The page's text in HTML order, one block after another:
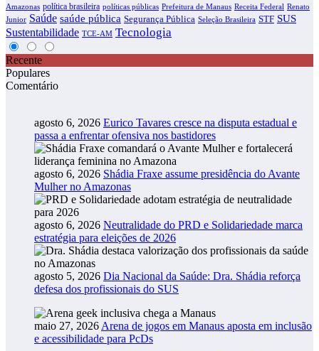
Amazonas política brasileira políticas públicas Prefeitura de Manaus Receita Federal Renato
Junior Saúde saúde pública Segurança Pública Seleção Brasileira STF SUS
Sustentabilidade TCE-AM Tecnologia
Recente
Populares
Comentário
agosto 6, 2026 Eurico Tavares cresce na disputa estadual e
passa a enfrentar ofensiva nos bastidores
agosto 6, 2026 Shádia Fraxe assume presidência do Avante
Mulher no Amazonas
agosto 6, 2026 Neutralidade do PRD e Solidariedade marca
estratégia para eleições de 2026
agosto 5, 2026 Dia Nacional da Saúde: Dra. Shádia reforça
defesa dos profissionais do SUS
maio 27, 2026 Arena de jogos em Manaus aposta em inclusão
e acessibilidade para PcDs